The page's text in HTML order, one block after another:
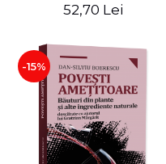
52,70 Lei
-15%